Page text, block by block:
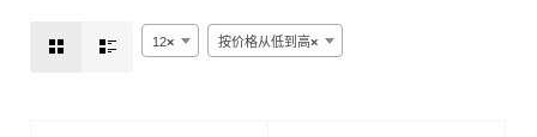
×
12 ×
按价格从低到高